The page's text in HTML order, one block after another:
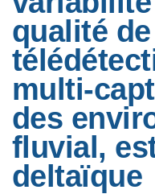
qualité
multi-
des
fluvial,
deltaïque